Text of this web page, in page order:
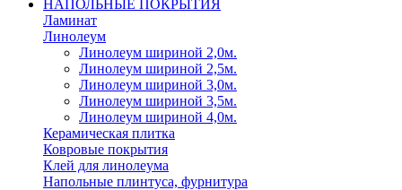
НАПОЛЬНЫЕ ПОКРЫТИЯ
Ламинат
Линолеум
Линолеум шириной 2,0м.
Линолеум шириной 2,5м.
Линолеум шириной 3,0м.
Линолеум шириной 3,5м.
Линолеум шириной 4,0м.
Керамическая плитка
Ковровые покрытия
Клей для линолеума
Напольные плинтуса, фурнитура